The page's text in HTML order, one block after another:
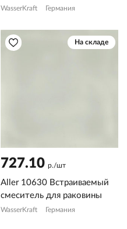
WasserKraft Германия
На складе
727.10 р./шт
Aller 10630 Встраиваемый
смеситель для раковины
WasserKraft Германия